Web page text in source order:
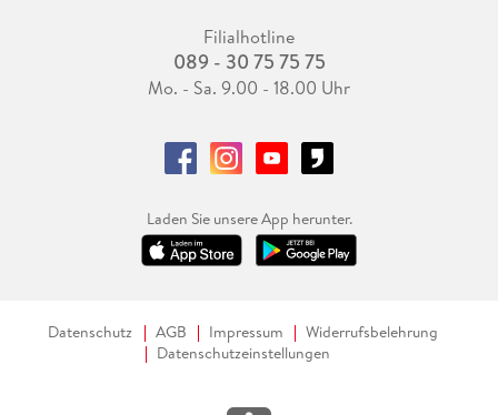
Filialhotline
089 - 30 75 75 75
Mo. - Sa. 9.00 - 18.00 Uhr
Laden Sie unsere App herunter.
Datenschutz AGB Impressum
Widerrufsbelehrung
Datenschutzeinstellungen